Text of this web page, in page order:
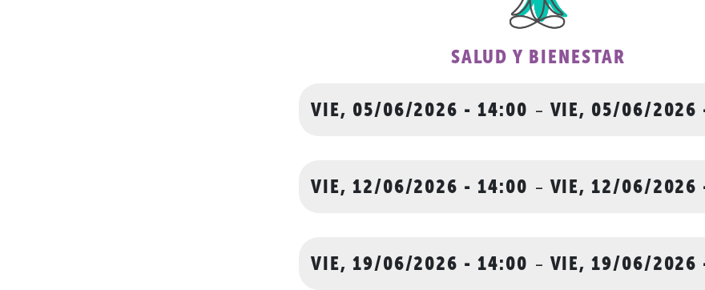
SALUD Y BIENESTAR
VIE, 05/06/2026 - 14:00 - VIE, 05/06/2026
VIE, 12/06/2026 - 14:00 - VIE, 12/06/2026
VIE, 19/06/2026 - 14:00 - VIE, 19/06/2026